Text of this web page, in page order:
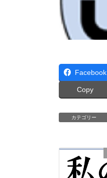
Facebook
Copy
カテゴリー